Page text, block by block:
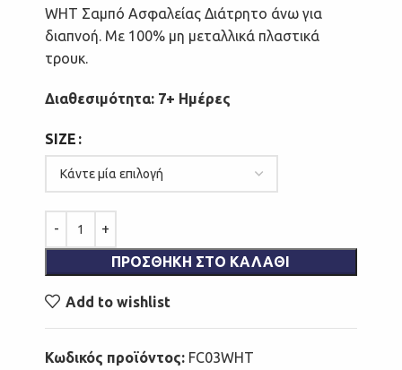
WHT Σαμπό Ασφαλείας Διάτρητο άνω για
διαπνοή. Με 100% μη μεταλλικά πλαστικά
τρουκ.
Διαθεσιμότητα: 7+ Ημέρες
SIZE
ΠΡΟΣΘΉΚΗ ΣΤΟ ΚΑΛΆΘΙ
Add to wishlist
Κωδικός προϊόντος: FC03WHT